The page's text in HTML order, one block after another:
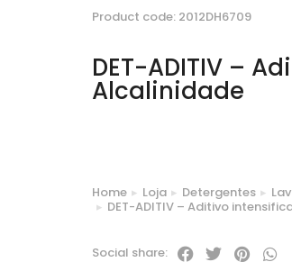
Product code: 2012DH6709
DET-ADITIV –
Alcalinidade
You are here:
Home Loja Detergentes
DET-ADITIV – Aditivo
Social share: